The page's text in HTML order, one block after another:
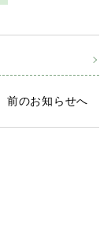
前のお知らせへ